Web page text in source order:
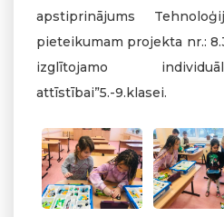
apstiprinājums
pieteikumam projekta nr.:
izglītojamo
attīstībai”5.-9.klasei.